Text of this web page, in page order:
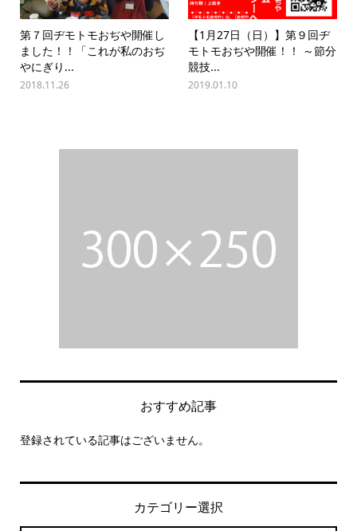
第７回ヂモトモおぢや開催し
ました！！「これが私のおぢ
やにぎり...
2018.11.26
【1月27日（日）】第９回ヂ
モトモおぢや開催！！ ～節分
競技...
2019.01.10
おすすめ記事
登録されている記事はございません。
カテゴリー選択